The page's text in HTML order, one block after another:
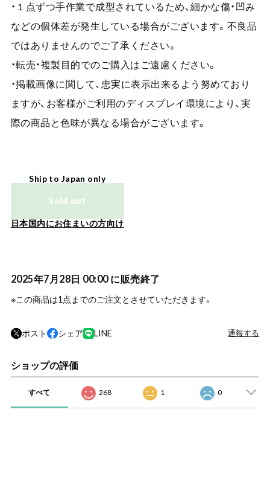
・１点ずつ手作業で成型されているため、細かな傷・凹み
などの個体差が発生している場合がございます。不良品
ではありませんのでご了承ください。
・転売・複製目的でのご購入はご遠慮ください。
・掲載画像に関して、忠実に表示出来るよう努めており
ますが、お客様がご利用のディスプレイ環境により、実
際の商品と色味が異なる場合がございます。
Ship to Japan only
Sold out
日本国内にお住まいの方向け
2025年7月28日 00:00 に販売終了
※この商品は1点までのご注文とさせていただきます。
ポスト シェア LINE 通報する
ショップの評価
すべて 268 1 0